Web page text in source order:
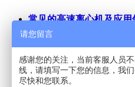
常见的高速离心机及应用
高速冷冻离心机提取植
你知道离心机转子吗?
请您留言
感谢您的关注，当前客服人员
线，请填写一下您的信息，我
尽快和您联系。